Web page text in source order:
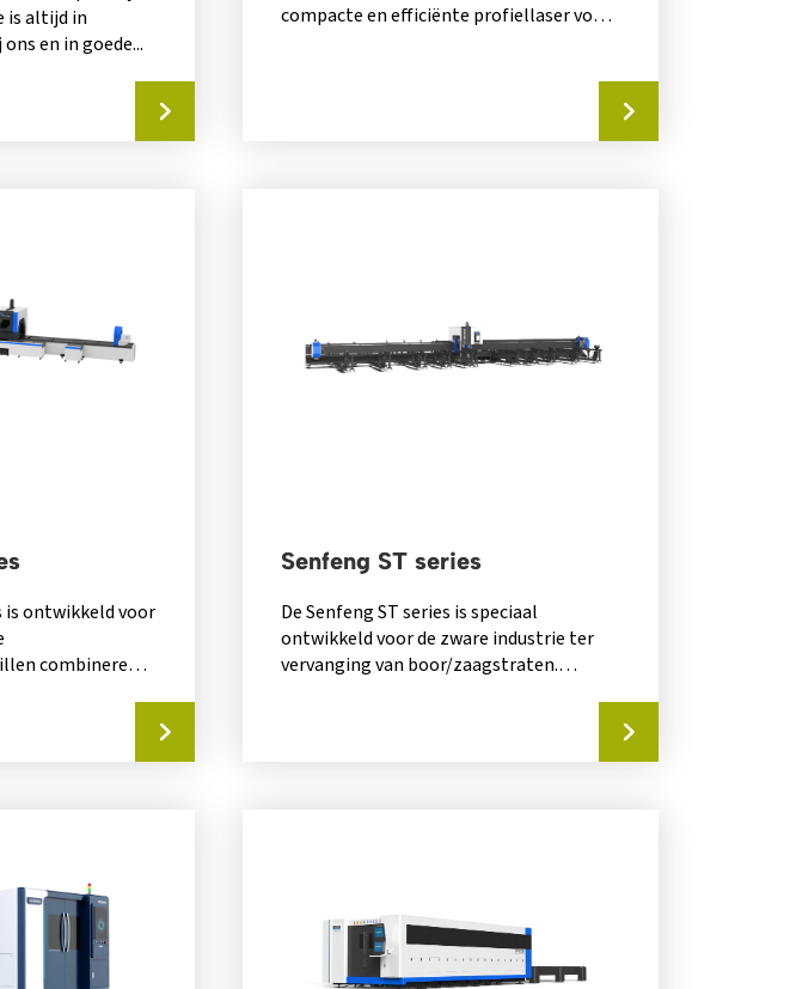
is altijd in
en in goede...
compacte en efficiënte profiellaser voor
is ontwikkeld voor
combineren
Senfeng ST series
De Senfeng ST series is speciaal
ontwikkeld voor de zware industrie ter
vervanging van boor/zaagstraten.